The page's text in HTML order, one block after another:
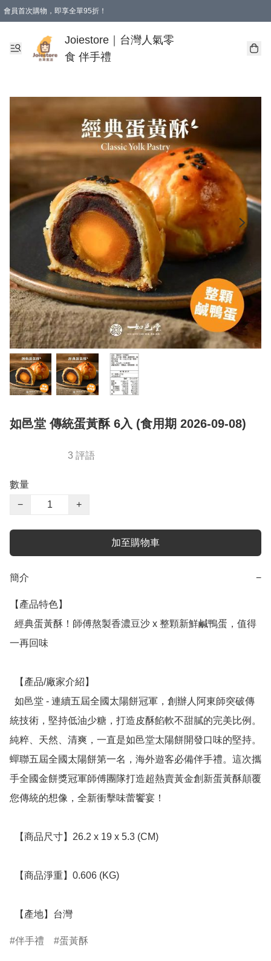
會員首次購物，即享全單95折！
購物滿 HKD 350.00即享免運費優惠！（適用於 本地送貨、本地取貨 )
Joiestore｜台灣人氣零
食 伴手禮
如邑堂 傳統蛋黃酥 6入 (食用期 2026-09-08)
3 評語
數量
−
+
加至購物車
簡介 −
【產品特色】
一再回味
統技術，堅持低油少糖，打造皮酥餡軟不甜膩的完美比例。
純粹、天然、清爽，一直是如邑堂太陽餅開發口味的堅持。
蟬聯五屆全國太陽餅第一名，海外遊客必備伴手禮。這次攜
手全國金餅獎冠軍師傅團隊打造超熱賣黃金創新蛋黃酥顛覆
您傳統的想像，全新衝擊味蕾饗宴！
  【產地】台灣
伴手禮 蛋黃酥